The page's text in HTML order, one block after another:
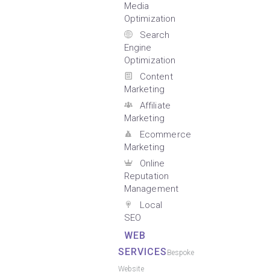
Media
Optimization
Search
Engine
Optimization
Content
Marketing
Affiliate
Marketing
Ecommerce
Marketing
Online
Reputation
Management
Local
SEO
WEB
SERVICES Bespoke
Website